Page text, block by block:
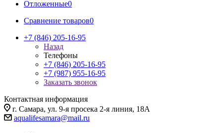
Отложенные0
Сравнение товаров0
+7 (846) 205-16-95
Назад
Телефоны
+7 (846) 205-16-95
+7 (987) 955-16-95
Заказать звонок
Контактная информация
г. Самара, ул. 9-я просека 2-я линия, 18А
aqualifesamara@mail.ru